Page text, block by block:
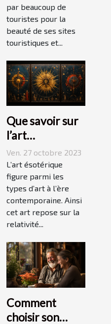
par beaucoup de
touristes pour la
beauté de ses sites
touristiques et...
Que savoir sur
l’art
ésotérique ?
Ven. 27 octobre 2023
L’art ésotérique
figure parmi les
types d’art à l’ère
contemporaine. Ainsi
cet art repose sur la
relativité...
Comment
choisir son